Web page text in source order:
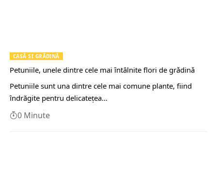
CASĂ ŞI GRĂDINĂ
Petuniile, unele dintre cele mai ȋntȃlnite flori de grǎdinǎ
Petuniile sunt una dintre cele mai comune plante, fiind
ȋndrăgite pentru delicateţea…
0 Minute